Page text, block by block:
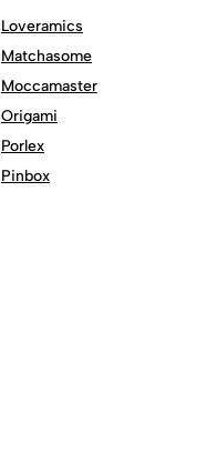
Loveramics
Matchasome
Moccamaster
Origami
Porlex
Pinbox